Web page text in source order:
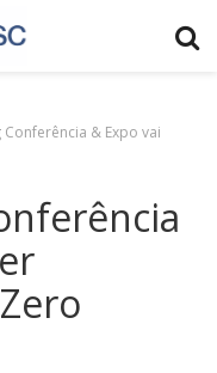
& Expo vai